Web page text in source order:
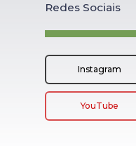
Redes Sociais
Instagram
YouTube